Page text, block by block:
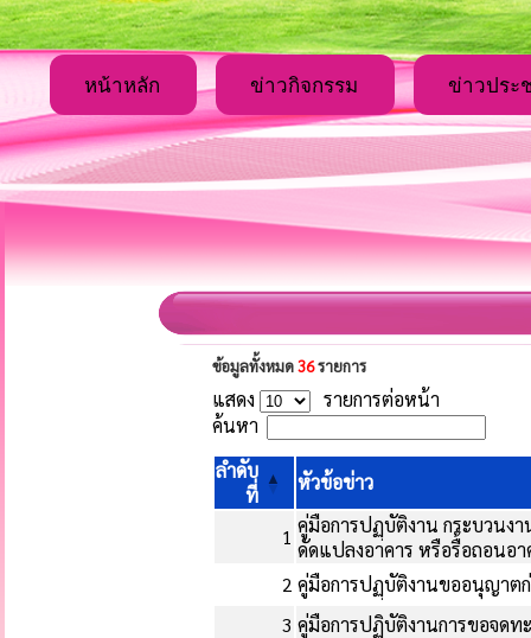
หน้าหลัก ข่าวกิจกรรม ข่าวประ
ข้อมูลทั้งหมด36รายการ
แสดง
รายการต่อหน้า
ค้นหา
ลำดับ
ที่
หัวข้อข่าว
1 คู่มือการปฏฺบัติงาน กระบวนง
ดัดแปลงอาคาร หรือรื้อถอนอา
2 คู่มือการปฏฺบัติงานขออนุญาตก่
3 คู่มือการปฏิบัติงานการขอจด